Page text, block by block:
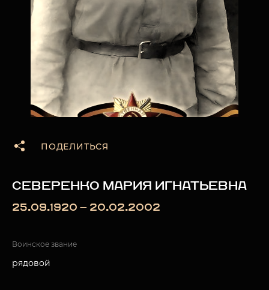
ПОДЕЛИТЬСЯ
СЕВЕРЕНКО МАРИЯ ИГНАТЬЕВНА
25.09.1920 — 20.02.2002
Воинское звание
рядовой